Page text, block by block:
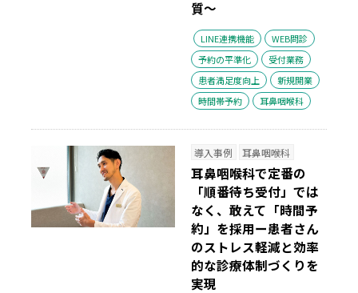
質～
LINE連携機能
WEB問診
予約の平準化
受付業務
患者満足度向上
新規開業
時間帯予約
耳鼻咽喉科
導入事例 耳鼻咽喉科
耳鼻咽喉科で定番の
「順番待ち受付」では
なく、敢えて「時間予
約」を採用ー患者さん
のストレス軽減と効率
的な診療体制づくりを
実現